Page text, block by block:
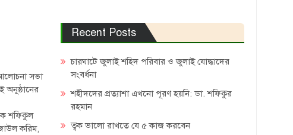
সভা
অনুষ্ঠানের
শফিকুল
করিম,
Recent Posts
চারঘাটে জুলাই শহিদ পরিবার ও জুলাই যোদ্ধাদের
সংবর্ধনা
শহীদদের প্রত্যাশা এখনো পূরণ হয়নি: ডা. শফিকুর
রহমান
ত্বক ভালো রাখতে যে ৫ কাজ করবেন